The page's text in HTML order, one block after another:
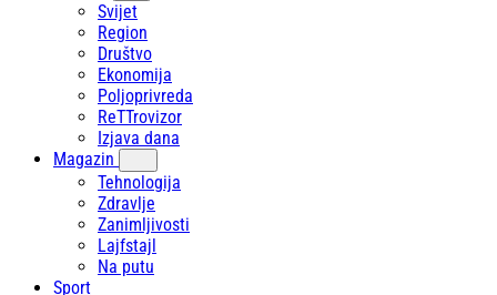
Svijet
Region
Društvo
Ekonomija
Poljoprivreda
ReTTrovizor
Izjava dana
Magazin
Tehnologija
Zdravlje
Zanimljivosti
Lajfstajl
Na putu
Sport